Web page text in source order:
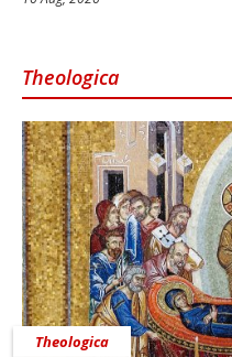
Theologica
Theologica